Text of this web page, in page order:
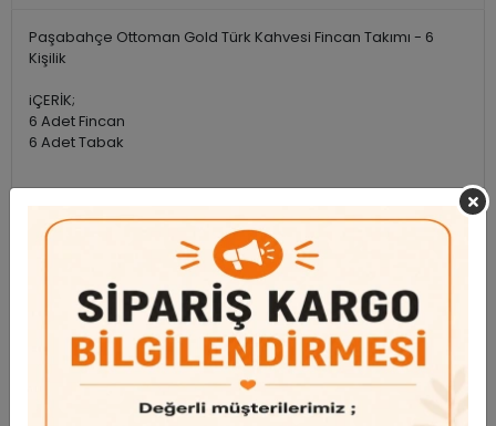
Paşabahçe Ottoman Gold Türk Kahvesi Fincan Takımı - 6
Kişilik
iÇERİK;
6 Adet Fincan
6 Adet Tabak
Garanti ve Teslimat
Taksit Seçenekleri
Bu ürün için henüz yorum yapılmadı.